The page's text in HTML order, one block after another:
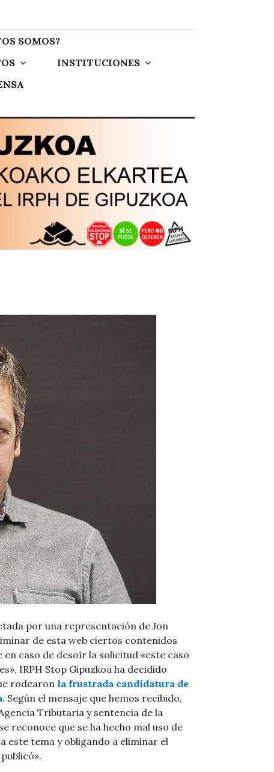
SOMOS?
INSTITUCIONES
por una representación de Jon
de esta web ciertos contenidos
caso de desoír la solicitud «este caso
IRPH Stop Gipuzkoa ha decidido
rodearon la frustrada candidatura de
. Según el mensaje que hemos recibido,
Tributaria y sentencia de la
reconoce que se ha hecho mal uso de
este tema y obligando a eliminar el